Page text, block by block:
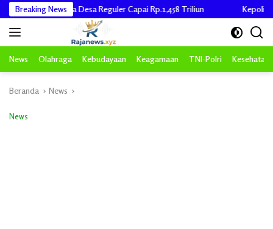
Langsung
ke
konten
Breaking News
Dana Desa Reguler Capai Rp.1,458 Triliun Kepolisian-RI
News Olahraga Kebudayaan Keagamaan TNI-Polri Kesehatan
Beranda News
News